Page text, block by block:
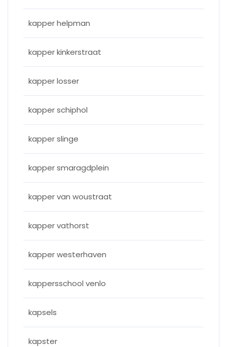
kapper helpman
kapper kinkerstraat
kapper losser
kapper schiphol
kapper slinge
kapper smaragdplein
kapper van woustraat
kapper vathorst
kapper westerhaven
kappersschool venlo
kapsels
kapster